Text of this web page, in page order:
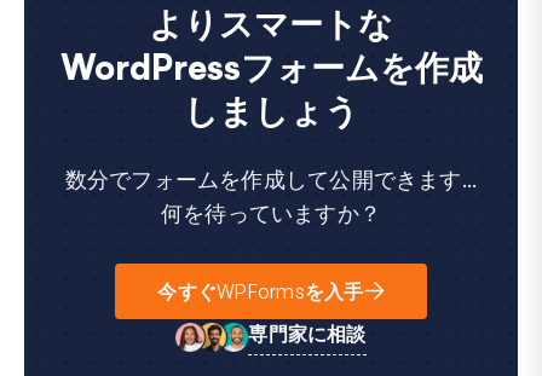
よりスマートな
WordPressフォームを作成
しましょう
数分でフォームを作成して公開できます...
何を待っていますか？
今すぐWPFormsを入手
専門家に相談